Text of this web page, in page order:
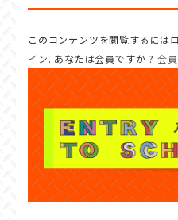
このコンテンツを閲覧するには
イン. あなたは会員ですか ? 会